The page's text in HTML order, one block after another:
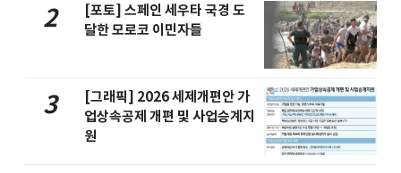
2
[포토] 스페인 세우타 국경 도
달한 모로코 이민자들
3
[그래픽] 2026 세제개편안 가
업상속공제 개편 및 사업승계지
원